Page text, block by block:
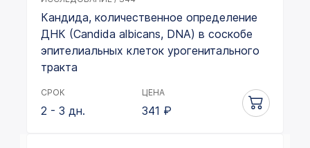
Кандида, количественное определение
ДНК (Candida albicans, DNA) в соскобе
эпителиальных клеток урогенитального
тракта
СРОК
2 - 3 дн.
ЦЕНА
341 ₽